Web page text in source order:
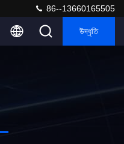
86--13660165505
উদ্ধৃতি